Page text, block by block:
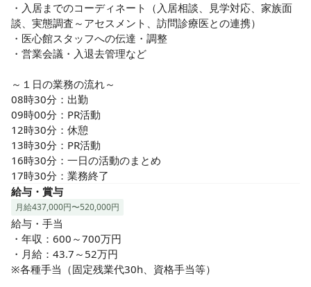
◎こんな方をお待ちしております
・人と会話するのが好きな方
・色々なところに行くのが好きな方
・相手の気持ちを大切に考えて行動できる方
・誠実かつ真面目に職務をこなす人
・入居までのコーディネート（入居相談、見学対応、家族面
談、実態調査～アセスメント、訪問診療医との連携）
・医心館スタッフへの伝達・調整
・営業会議・入退去管理など
～１日の業務の流れ～
08時30分：出勤
09時00分：PR活動
12時30分：休憩
13時30分：PR活動
16時30分：一日の活動のまとめ
17時30分：業務終了
給与・賞与
月給437,000円〜520,000円
給与・手当
・年収：600～700万円
・月給：43.7～52万円
※各種手当（固定残業代30h、資格手当等）